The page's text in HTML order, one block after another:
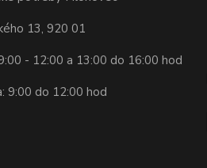
13, 920 01
- 12:00 a 13:00 do 16:00 hod
9:00 do 12:00 hod